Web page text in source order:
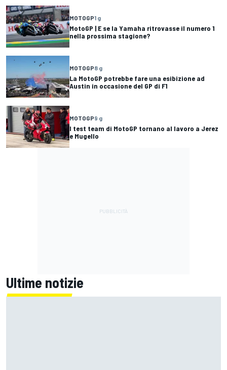
MOTOGP1 g
MotoGP | E se la Yamaha ritrovasse il numero 1
nella prossima stagione?
MOTOGP8 g
La MotoGP potrebbe fare una esibizione ad
Austin in occasione del GP di F1
MOTOGP9 g
I test team di MotoGP tornano al lavoro a Jerez
e Mugello
Ultime notizie